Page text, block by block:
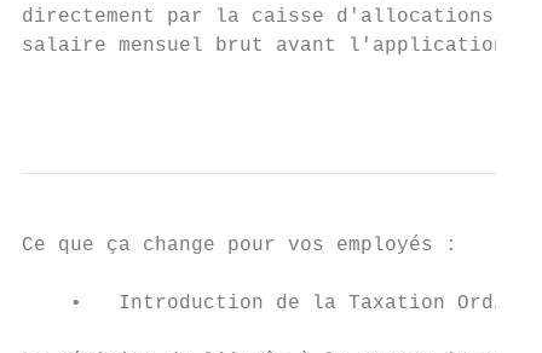
directement par la caisse d'allocations
salaire mensuel brut avant l'application
Ce que ça change pour vos employés :
•   Introduction de la Taxation